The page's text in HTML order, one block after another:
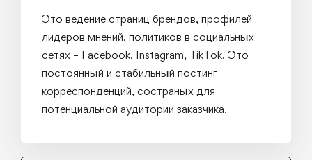
Это ведение страниц брендов, профилей
лидеров мнений, политиков в социальных
сетях – Facebook, Instagram, TikTok. Это
постоянный и стабильный постинг
корреспонденций, состраных для
потенциальной аудитории заказчика.